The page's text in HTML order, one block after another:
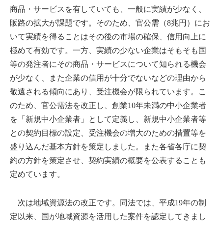
商品・サービスを有していても、一般に実績が少なく、
販路の拡大が課題です。そのため、官公需（8兆円）にお
いて実績を得ることはその後の市場の確保、信用向上に
極めて有効です。一方、実績の少ない企業はそもそも国
等の発注者にその商品・サービスについて知られる機会
が少なく、また企業の信用が十分でないなどの理由から
敬遠される傾向にあり、受注機会が限られています。こ
のため、官公需法を改正し、創業10年未満の中小企業者
を「新規中小企業者」として定義し、新規中小企業者等
との契約目標の設定、受注機会の増大のための措置等を
盛り込んだ基本方針を策定しました。また各省各庁に契
約の方針を策定させ、契約実績の概要を公表することも
定めています。
次は地域資源法の改正です。同法では、平成19年の制
定以来、国が地域資源を活用した案件を認定してきまし